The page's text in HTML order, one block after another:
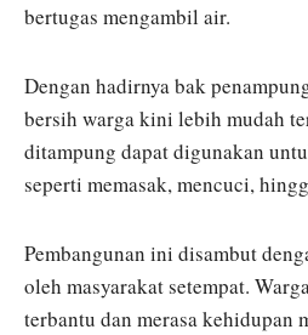
bertugas mengambil air.
Dengan hadirnya bak
bersih warga kini lebih mudah
ditampung dapat digunakan
seperti memasak, mencuci,
Pembangunan ini disambut
oleh masyarakat setempat.
terbantu dan merasa kehidupan